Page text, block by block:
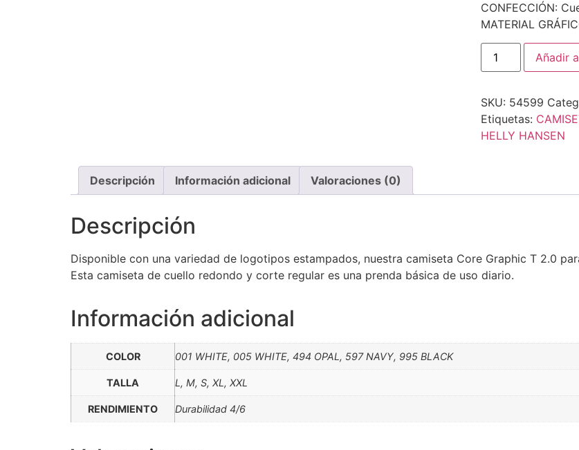
CONFECCIÓN:
MATERIAL
Añadir
SKU: 54599
Etiquetas:
HELLY HANSEN
Descripción Información adicional Valoraciones (0)
Descripción
Disponible con una variedad de logotipos estampados, nuestra camiseta Core Graphic T 2.0
Esta camiseta de cuello redondo y corte regular es una prenda básica de uso diario.
Información adicional
COLOR 001 WHITE, 005 WHITE, 494 OPAL, 597 NAVY, 995 BLACK
TALLA L, M, S, XL, XXL
RENDIMIENTO Durabilidad 4/6